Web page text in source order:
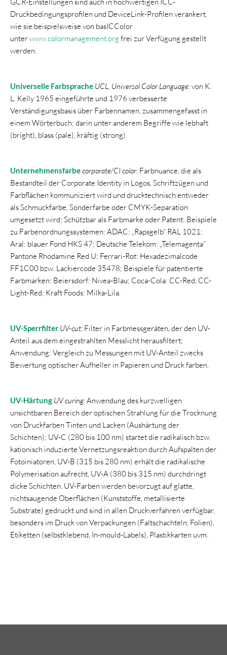
GCR-Einstellungen sind auch in hochwertigen ICC-
Druckbedingungsprofilen und DeviceLink-Profilen verankert,
wie sie beispielsweise von basICColor
unterwww.colormanagement.org frei zur Verfügung gestellt
werden.
Universelle Farbsprache UCL, Universal Color Language:von K.
L. Kelly 1965 eingeführte und 1976 verbesserte
Verständigungsbasis über Farbennamen, zusammengefasst in
einem Wörterbuch; darin unter anderem Begriffe wie lebhaft
(bright), blass (pale), kräftig (strong).
Unternehmensfarbecorporate/CI color: Farbnuance, die als
Bestandteil der Corporate Identity in Logos, Schriftzügen und
Farbflächen kommuniziert wird und drucktechnisch entweder
als Schmuckfarbe, Sonderfarbe oder CMYK-Separation
umgesetzt wird; Schützbar als Farbmarke oder Patent; Beispiele
zu Farbenordnungssystemen: ADAC: „Rapsgelb“ RAL 1021;
Aral: blauer Fond HKS 47; Deutsche Telekom: „Telemagenta“
Pantone Rhodamine Red U; Ferrari-Rot: Hexadezimalcode
FF1C00 bzw. Lackiercode 35478; Beispiele für patentierte
Farbmarken: Beiersdorf: Nivea-Blau; Coca-Cola: CC-Red, CC-
Light-Red; Kraft Foods: Milka-Lila.
UV-Sperrfilter UV-cut: Filter in Farbmessgeräten, der den UV-
Anteil aus dem eingestrahlten Messlicht herausfiltert;
Anwendung: Vergleich zu Messungen mit UV-Anteil zwecks
Bewertung optischer Aufheller in Papieren und Druck farben.
UV-Härtung UV curing:Anwendung des kurzwelligen
unsichtbaren Bereich der optischen Strahlung für die Trocknung
von Druckfarben Tinten und Lacken (Aushärtung der
Schichten); UV-C (280 bis 100 nm) startet die radikalisch bzw.
kationisch induzierte Vernetzungsreaktion durch Aufspalten der
Fotoiniatoren, UV-B (315 bis 280 nm) erhält die radikalische
Polymerisation aufrecht, UV-A (380 bis 315 nm) durchdringt
dicke Schichten. UV-Farben werden bevorzugt auf glatte,
nichtsaugende Oberflächen (Kunststoffe, metallisierte
Substrate) gedruckt und sind in allen Druckverfahren verfügbar,
besonders im Druck von Verpackungen (Faltschachteln, Folien),
Etiketten (selbstklebend, In-mould-Labels), Plastikkarten uvm.